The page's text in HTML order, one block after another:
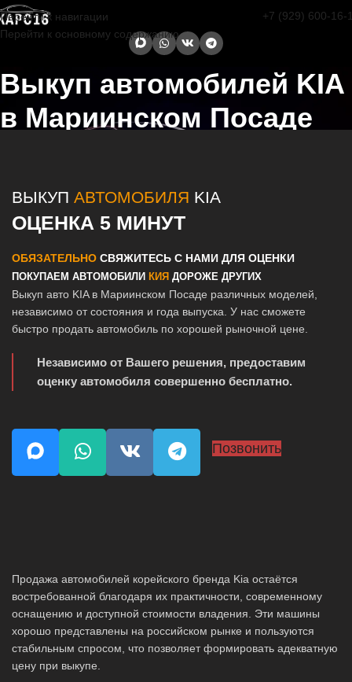
Перейти к навигации
Перейти к основному содержанию
+7 (929) 600-16-
Выкуп автомобилей KIA
в Мариинском Посаде
ВЫКУП АВТОМОБИЛЯ KIA
ОЦЕНКА 5 МИНУТ
ОБЯЗАТЕЛЬНО СВЯЖИТЕСЬ С НАМИ ДЛЯ ОЦЕНКИ
ПОКУПАЕМ АВТОМОБИЛИ КИЯ ДОРОЖЕ ДРУГИХ
Выкуп авто KIA в Мариинском Посаде различных моделей,
независимо от состояния и года выпуска. У нас сможете
быстро продать автомобиль по хорошей рыночной цене.
Независимо от Вашего решения, предоставим
оценку автомобиля совершенно бесплатно.
Позвонить
Продажа автомобилей корейского бренда Kia остаётся
востребованной благодаря их практичности, современному
оснащению и доступной стоимости владения. Эти машины
хорошо представлены на российском рынке и пользуются
стабильным спросом, что позволяет формировать адекватную
цену при выкупе.